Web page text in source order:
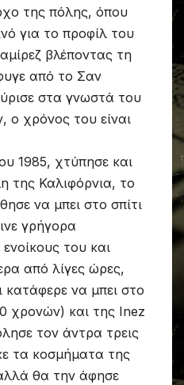
της πόλης, όπου
για το προφίλ του
βλέποντας τη
από το Σαν
στα γνωστά του
ο χρόνος του είναι
1985, χτύπησε και
της Καλιφόρνια, το
να μπει στο σπίτι
γρήγορα
του και
από λίγες ώρες,
να μπει στο
χρονών) και της Inez
τον άντρα τρεις
τα κοσμήματα της
θα την άφησε